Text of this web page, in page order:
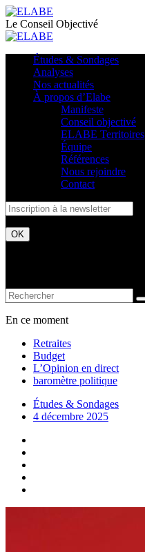
Le Conseil Objectivé
Études & Sondages
Analyses
Nos actualités
À propos d’Elabe
Manifeste
Conseil objectivé
ELABE Territoires
Équipe
Références
Nous rejoindre
Contact
En ce moment
Retraites
Budget
L’Opinion en direct
baromètre politique
Études & Sondages
4 décembre 2025